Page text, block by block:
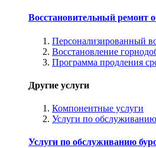
Восстановительный ремонт
Персонализированный
Восстановление
Программа продления
Другие услуги
Компонентные услуги
Услуги по
Услуги по обслуживанию